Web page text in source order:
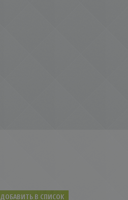
ДОБАВИТЬ В СПИСОК